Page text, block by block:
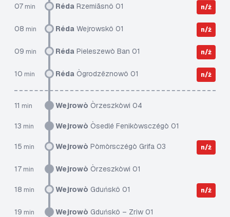
07 min Réda Rzemiãsnô 01 n/ż
08 min Réda Wejrowskô 01 n/ż
09 min Réda Pieleszewò Ban 01 n/ż
10 min Réda Ògrodzëznowô 01 n/ż
11 min Wejrowò Òrzeszkòwi 04
13 min Wejrowò Òsedlé Fenikòwsczégò 01
15 min Wejrowò Pòmòrsczégò Grifa 03 n/ż
17 min Wejrowò Òrzeszkòwi 01
18 min Wejrowò Gduńskô 01 n/ż
19 min Wejrowò Gduńskô – Zriw 01